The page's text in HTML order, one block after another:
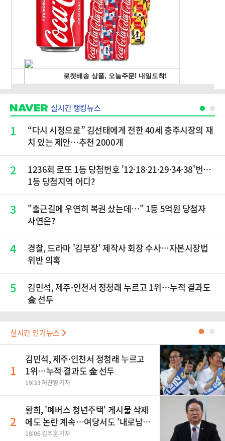
실시간 랭킹뉴스
1
“다시 시청으로” 김선태에게 전한 40세 충주시장의 재
치 있는 제안…추천 2000개
2
1236회 로또 1등 당첨번호 '12·18·21·29·34·38'번…
1등 당첨지역 어디?
3
"출근길에 우연히 복권 샀는데…" 1등 5억원 당첨자
사연은?
4
경찰, 드라마 '김부장' 제작사 회장 수사…자본시장법
위반 의혹
5
김민석, 제주·인천서 정청래 누르고 1위…누적 결과도
金 선두
실시간 인기뉴스 ●
1
김민석, 제주·인천서 정청래 누르고
1위…누적 결과도 金 선두
19:33 허찬영 기자
2
황희, '폐버스 청년주택' 게시물 삭제
에도 논란 계속…여당서도 '내로남
불' 비판
18:06 김주훈 기자